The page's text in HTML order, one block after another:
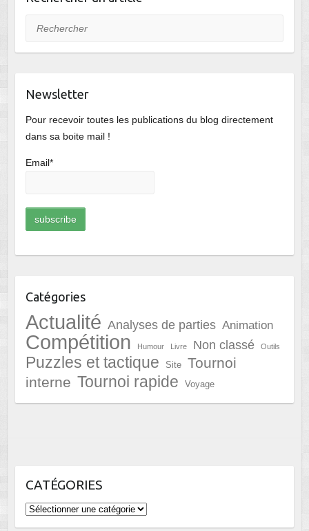
Rechercher
Newsletter
Pour recevoir toutes les publications du blog directement
dans sa boite mail !
Email*
Catégories
Actualité Analyses de parties Animation
Compétition Humour Livre Non classé Outils
Puzzles et tactique Site
Tournoi
interne Tournoi rapide Voyage
CATÉGORIES
Catégories